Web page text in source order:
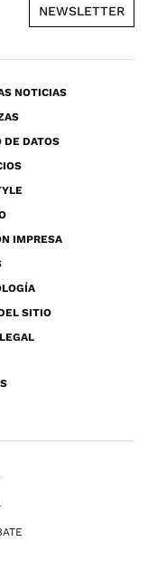
NEWSLETTER
NOTICIAS
DE DATOS
IMPRESA
SITIO